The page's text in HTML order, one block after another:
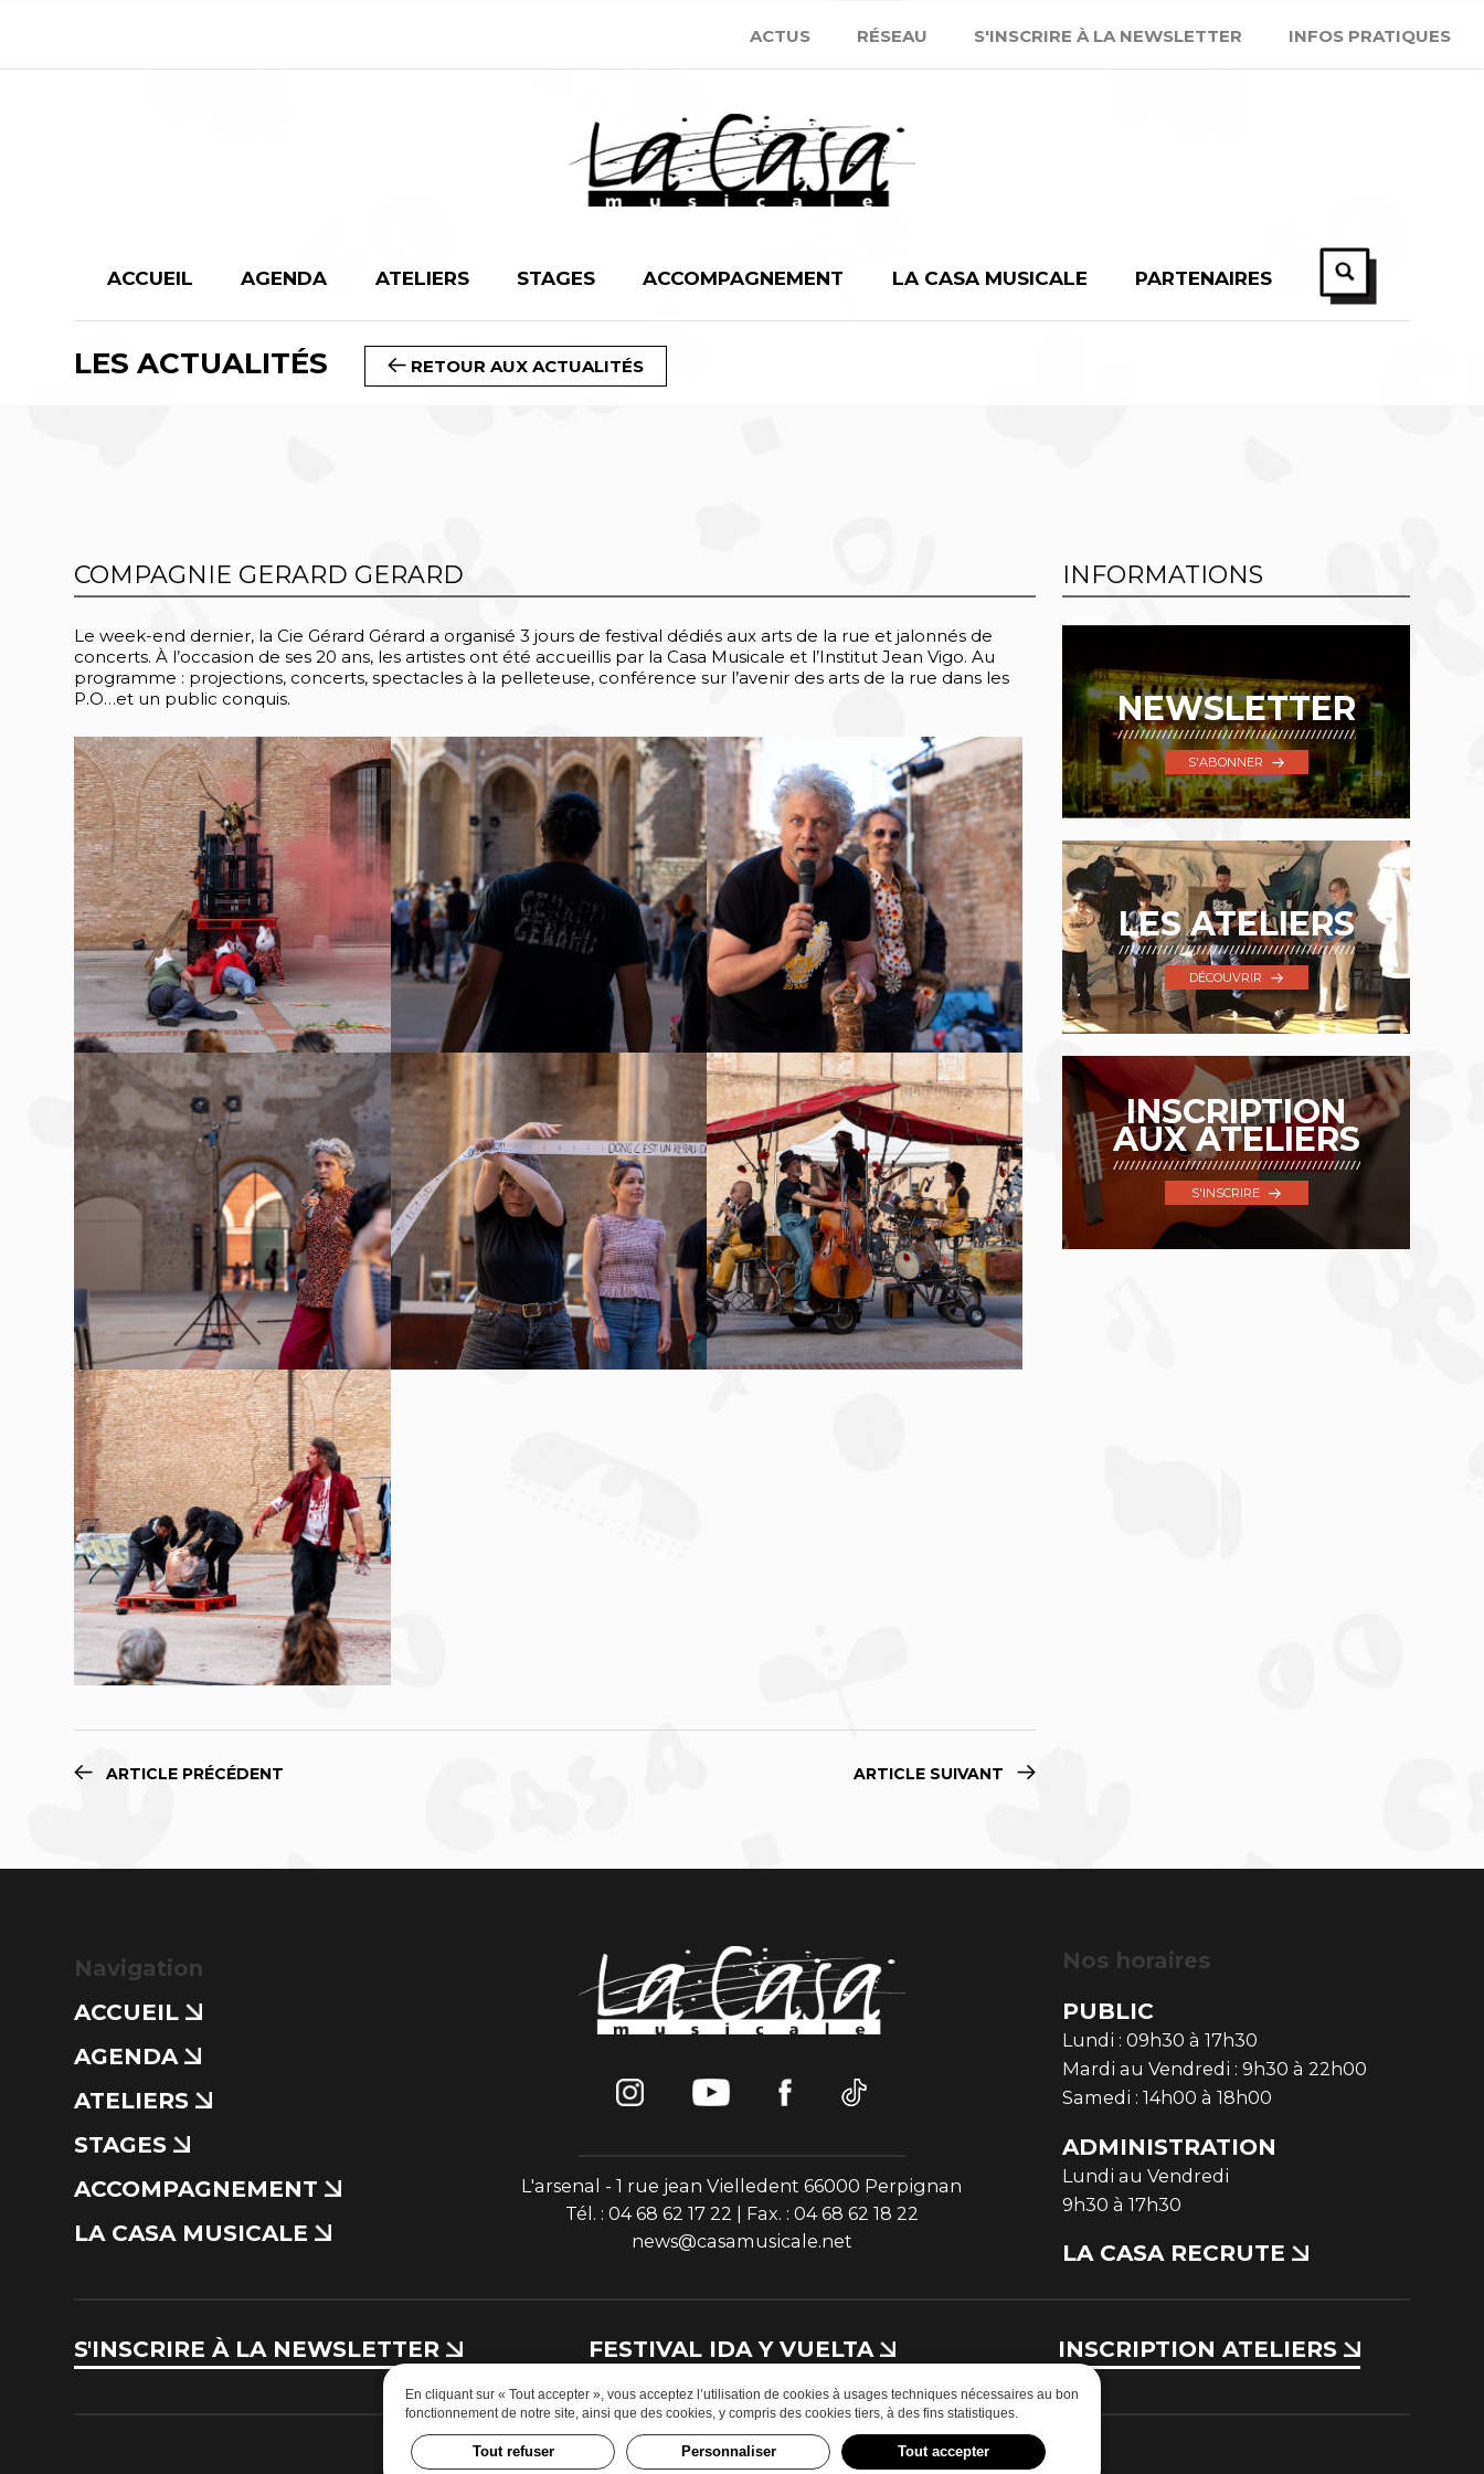
ACTUS RÉSEAU S'INSCRIRE À LA NEWSLETTER INFOS PRATIQUES
ACCUEIL AGENDA ATELIERS STAGES ACCOMPAGNEMENT LA CASA MUSICALE PARTENAIRES
LES ACTUALITÉS RETOUR AUX ACTUALITÉS
COMPAGNIE GERARD GERARD
COMPAGNIE GERARD GERARD
Le week-end dernier, la Cie Gérard Gérard a organisé 3 jours de festival dédiés aux arts de la rue et jalonnés de
concerts. À l’occasion de ses 20 ans, les artistes ont été accueillis par la Casa Musicale et l’Institut Jean Vigo. Au
programme : projections, concerts, spectacles à la pelleteuse, conférence sur l’avenir des arts de la rue dans les
P.O…et un public conquis.
ARTICLE PRÉCÉDENT ARTICLE SUIVANT
INFORMATIONS
NEWSLETTER
S'ABONNER
LES ATELIERS
DÉCOUVRIR
INSCRIPTION
AUX ATELIERS
S'INSCRIRE
Navigation
ACCUEIL
AGENDA
ATELIERS
STAGES
ACCOMPAGNEMENT
LA CASA MUSICALE
L'arsenal - 1 rue jean Vielledent 66000 Perpignan
Tél. : 04 68 62 17 22 | Fax. : 04 68 62 18 22
news@casamusicale.net
Nos horaires
PUBLIC
Lundi : 09h30 à 17h30
Mardi au Vendredi : 9h30 à 22h00
Samedi : 14h00 à 18h00
ADMINISTRATION
Lundi au Vendredi
9h30 à 17h30
LA CASA RECRUTE
S'INSCRIRE À LA NEWSLETTER FESTIVAL IDA Y VUELTA INSCRIPTION ATELIERS
Site web par Paul & Ludo - studio créatif Mentions Légales|RGPD
En cliquant sur « Tout accepter », vous acceptez l’utilisation de cookies à usages techniques nécessaires au bon
fonctionnement de notre site, ainsi que des cookies, y compris des cookies tiers, à des fins statistiques.
Tout refuser Personnaliser Tout accepter